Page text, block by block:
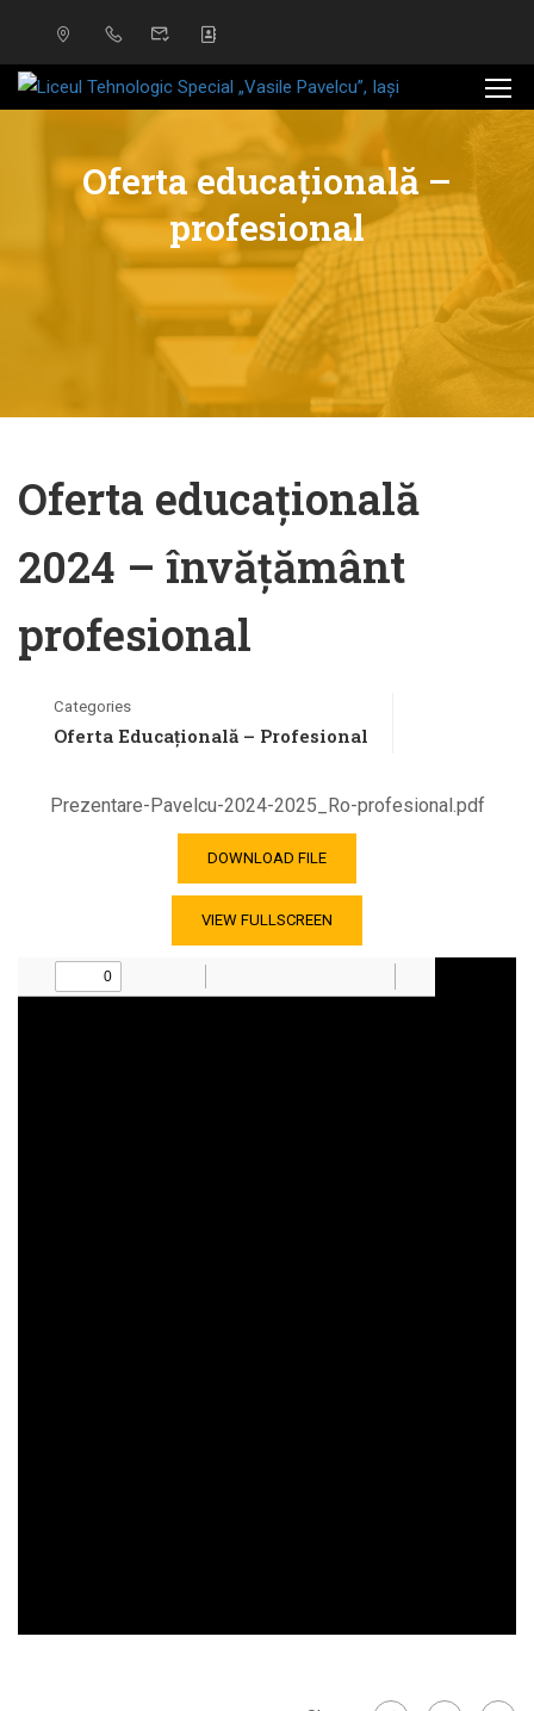
Oferta educațională –
profesional
Oferta educațională
2024 – învățământ
profesional
Categories
Oferta Educațională – Profesional
Prezentare-Pavelcu-2024-2025_Ro-profesional.pdf
DOWNLOAD FILE
VIEW FULLSCREEN